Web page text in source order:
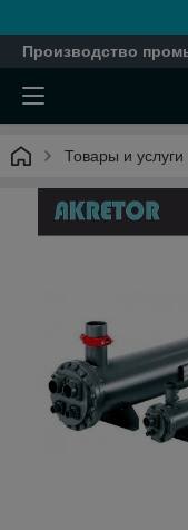
Производство
Товары и услуги